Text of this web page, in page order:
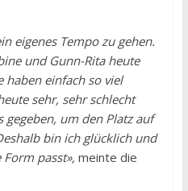
eigenes Tempo zu gehen.
und Gunn-Rita heute
haben einfach so viel
sehr, sehr schlecht
um den Platz auf
bin ich glücklich und
passt», meinte die